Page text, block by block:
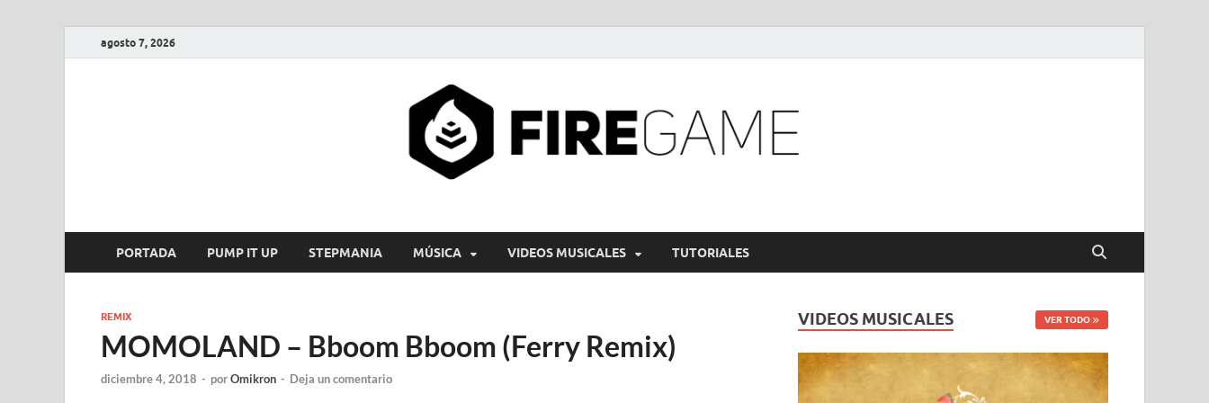
agosto 7, 2026
FIRE GAME
PORTADA PUMP IT UP STEPMANIA MÚSICA VIDEOS MUSICALES TUTORIALES
REMIX
MOMOLAND – Bboom Bboom (Ferry Remix)
diciembre 4, 2018 - porOmikron - Deja un comentario
VIDEOS MUSICALES VER TODO